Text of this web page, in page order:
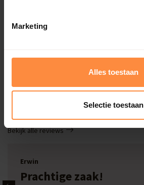
Marketing
Alles toestaan
Selectie toestaan
Onze reviews
Bekijk alle reviews
Erwin
Prachtige zaak!